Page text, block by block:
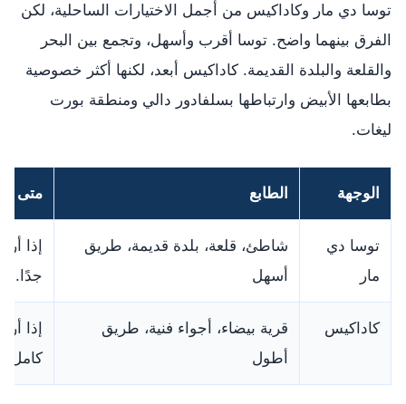
توسا دي مار وكاداكيس من أجمل الاختيارات الساحلية، لكن
الفرق بينهما واضح. توسا أقرب وأسهل، وتجمع بين البحر
والقلعة والبلدة القديمة. كاداكيس أبعد، لكنها أكثر خصوصية
بطابعها الأبيض وارتباطها بسلفادور دالي ومنطقة بورت
ليغات.
الوجهة الطابع متى
توسا دي
مار
شاطئ، قلعة، بلدة قديمة، طريق
أسهل
إذا
جدًا.
كاداكيس
قرية بيضاء، أجواء فنية، طريق
أطول
إذا
كامل.